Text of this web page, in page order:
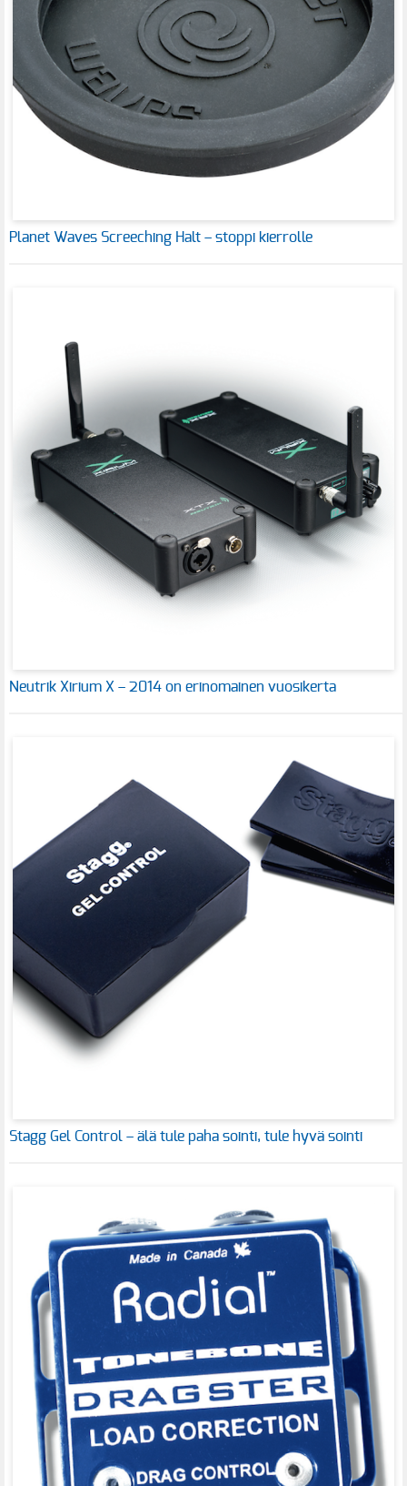
Planet Waves Screeching Halt – stoppi kierrolle
Neutrik Xirium X – 2014 on erinomainen vuosikerta
Stagg Gel Control – älä tule paha sointi, tule hyvä sointi